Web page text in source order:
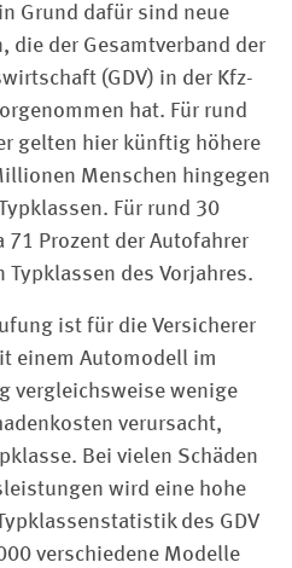
Grund dafür sind neue
die der Gesamtverband der
(GDV) in der Kfz-
hat. Für rund
gelten hier künftig höhere
Menschen hingegen
Für rund 30
Prozent der Autofahrer
Typklassen des Vorjahres.
ist für die Versicherer
einem Automodell im
vergleichsweise wenige
verursacht,
Bei vielen Schäden
wird eine hohe
des GDV
verschiedene Modelle